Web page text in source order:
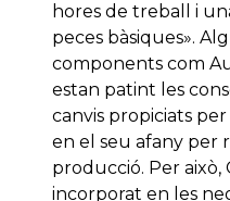
hores de treball i
peces bàsiques».
components com
estan patint les
canvis propiciats
en el seu afany per
producció. Per això,
incorporat en les